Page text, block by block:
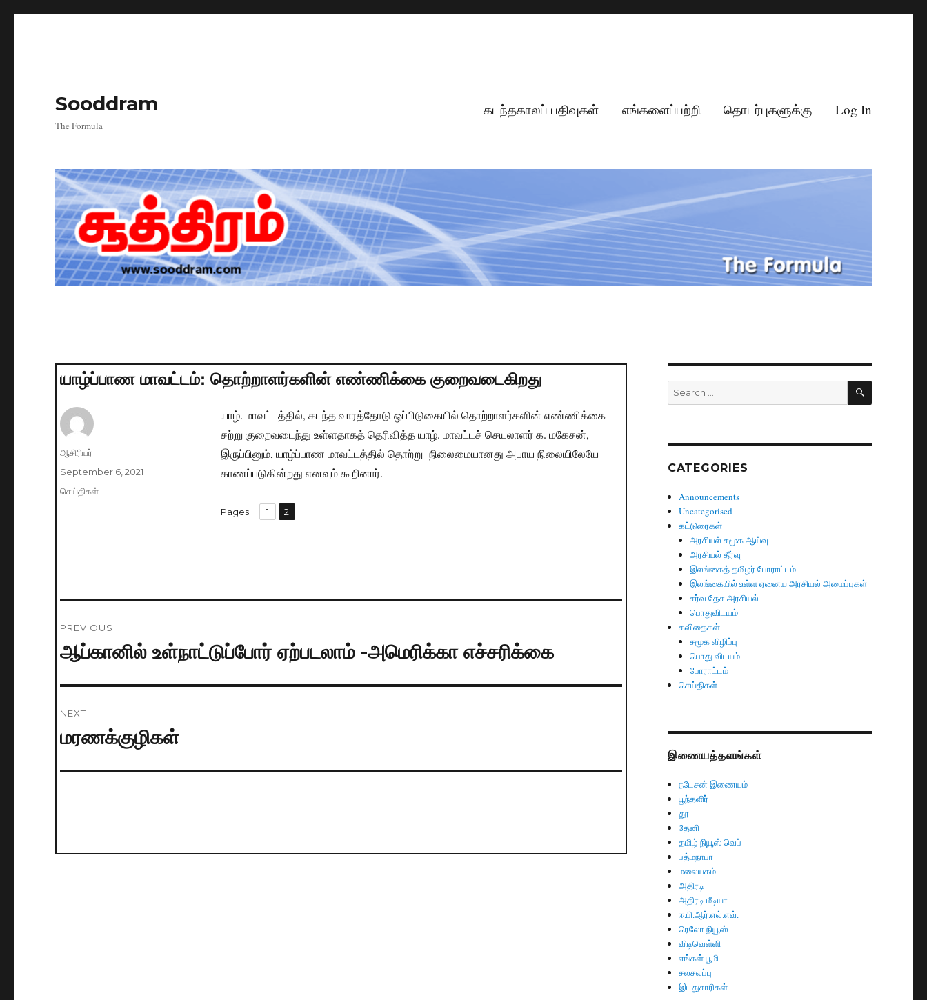
Sooddram
The Formula
கடந்தகாலப் பதிவுகள் எங்களைப்பற்றி தொடர்புகளுக்கு Log In
யாழ்ப்பாண மாவட்டம்: தொற்றாளர்களின் எண்ணிக்கை குறைவடைகிறது
யாழ். மாவட்டத்தில், கடந்த வாரத்தோடு ஒப்பிடுகையில் தொற்றாளர்களின் எண்ணிக்கை
சற்று குறைவடைந்து உள்ளதாகத் தெரிவித்த யாழ். மாவட்டச் செயலாளர் க. மகேசன்,
இருப்பினும், யாழ்ப்பாண மாவட்டத்தில் தொற்று நிலைமையானது அபாய நிலையிலேயே
காணப்படுகின்றது எனவும் கூறினார்.
Pages: Page
1 ,
Page
2
Author
ஆசிரியர்
Posted
on
September 6, 2021
Categories
செய்திகள்
navigation
PREVIOUS
Previous
ஆப்கானில் உள்நாட்டுப்போர் ஏற்படலாம் -அமெரிக்கா எச்சரிக்கை
NEXT
Next
மரணக்குழிகள்
Search
for:
SEARCH
CATEGORIES
Announcements
Uncategorised
கட்டுரைகள்
அரசியல் சமூக ஆய்வு
அரசியல் தீர்வு
இலங்கைத் தமிழர் போராட்டம்
இலங்கையில் உள்ள ஏனைய அரசியல் அமைப்புகள்
சர்வ தேச அரசியல்
பொதுவிடயம்
கவிதைகள்
சமூக விழிப்பு
பொது விடயம்
போராட்டம்
செய்திகள்
இணையத்தளங்கள்
நடேசன் இணையம்
பூந்தளிர்
தூ
தேனி
தமிழ் நியூஸ் வெப்
பத்மநாபா
மலையகம்
அதிரடி
அதிரடி மீடியா
ஈ.பி.ஆர்.எல்.எவ்.
ரெலோ நியூஸ்
விடிவெள்ளி
எங்கள் பூமி
சலசலப்பு
இடதுசாரிகள்